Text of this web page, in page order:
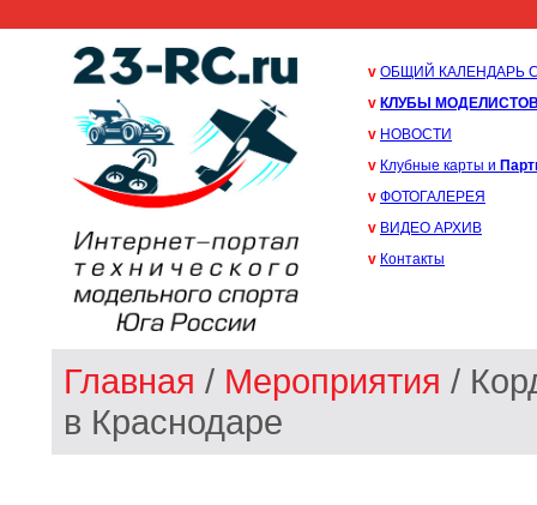
v ОБЩИЙ КАЛЕНДАРЬ
v КЛУБЫ
v НОВОСТИ
v Клубные карты и
v ФОТОГАЛЕРЕЯ
v ВИДЕО АРХИВ
v Контакты
Главная / Мероприятия /
в Краснодаре